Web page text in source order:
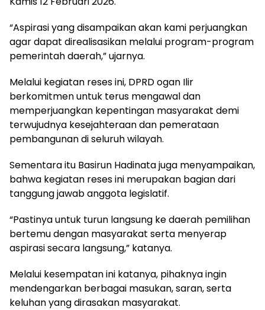
“Aspirasi yang disampaikan akan kami perjuangkan
agar dapat direalisasikan melalui program-program
pemerintah daerah,” ujarnya.
Melalui kegiatan reses ini, DPRD ogan Ilir
berkomitmen untuk terus mengawal dan
memperjuangkan kepentingan masyarakat demi
terwujudnya kesejahteraan dan pemerataan
pembangunan di seluruh wilayah.
Sementara itu Basirun Hadinata juga menyampaikan,
bahwa kegiatan reses ini merupakan bagian dari
tanggung jawab anggota legislatif.
“Pastinya untuk turun langsung ke daerah pemilihan
bertemu dengan masyarakat serta menyerap
aspirasi secara langsung,” katanya.
Melalui kesempatan ini katanya, pihaknya ingin
mendengarkan berbagai masukan, saran, serta
keluhan yang dirasakan masyarakat.